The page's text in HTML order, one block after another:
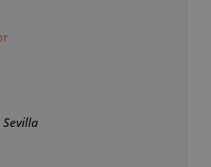
Sevilla